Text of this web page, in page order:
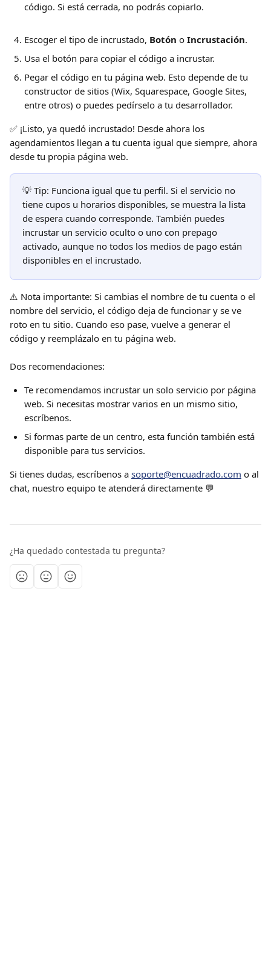
código. Si está cerrada, no podrás copiarlo.
Escoger el tipo de incrustado, Botón o Incrustación.
Usa el botón para copiar el código a incrustar.
Pegar el código en tu página web. Esto depende de tu
constructor de sitios (Wix, Squarespace, Google Sites,
entre otros) o puedes pedírselo a tu desarrollador.
✅ ¡Listo, ya quedó incrustado! Desde ahora los
agendamientos llegan a tu cuenta igual que siempre, ahora
desde tu propia página web.
💡 Tip: Funciona igual que tu perfil. Si el servicio no
tiene cupos u horarios disponibles, se muestra la lista
de espera cuando corresponde. También puedes
incrustar un servicio oculto o uno con prepago
activado, aunque no todos los medios de pago están
disponibles en el incrustado.
⚠️ Nota importante: Si cambias el nombre de tu cuenta o el
nombre del servicio, el código deja de funcionar y se ve
roto en tu sitio. Cuando eso pase, vuelve a generar el
código y reemplázalo en tu página web.
Dos recomendaciones:
Te recomendamos incrustar un solo servicio por página
web. Si necesitas mostrar varios en un mismo sitio,
escríbenos.
Si formas parte de un centro, esta función también está
disponible para tus servicios.
Si tienes dudas, escríbenos a soporte@encuadrado.com o al
chat, nuestro equipo te atenderá directamente 💬
¿Ha quedado contestada tu pregunta?